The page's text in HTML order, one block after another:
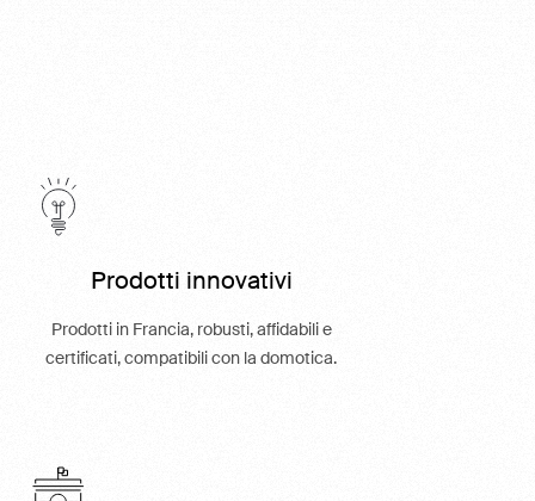
Prodotti innovativi
Prodotti in Francia, robusti, affidabili e
certificati, compatibili con la domotica.